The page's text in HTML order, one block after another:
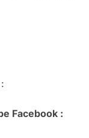
Facebook :